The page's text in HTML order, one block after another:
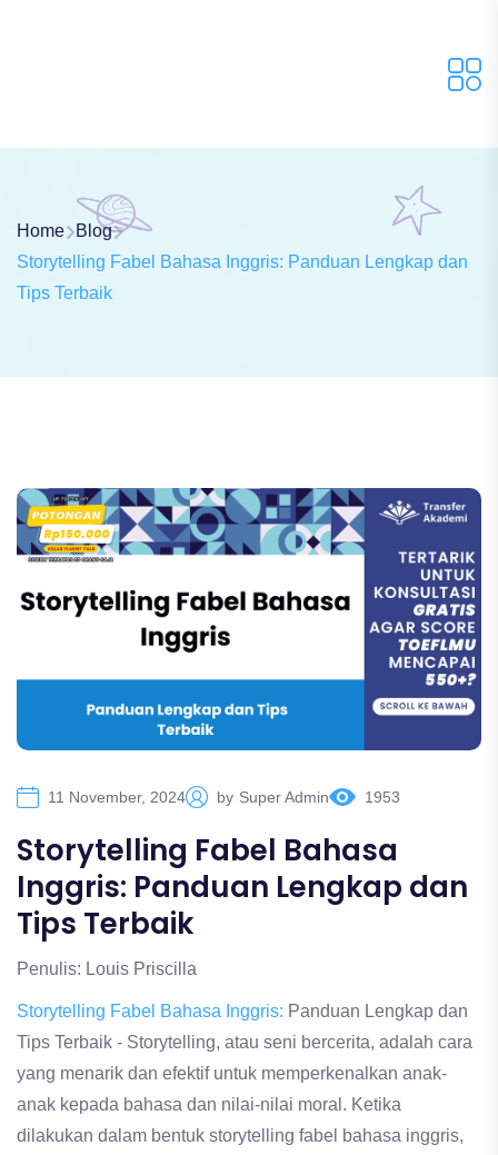
Home
Blog
Storytelling Fabel Bahasa Inggris: Panduan Lengkap dan
Tips Terbaik
11 November, 2024 by Super Admin 1953
Storytelling Fabel Bahasa
Inggris: Panduan Lengkap dan
Tips Terbaik
Penulis: Louis Priscilla
Storytelling Fabel Bahasa Inggris: Panduan Lengkap dan
Tips Terbaik - Storytelling, atau seni bercerita, adalah cara
yang menarik dan efektif untuk memperkenalkan anak-
anak kepada bahasa dan nilai-nilai moral. Ketika
dilakukan dalam bentuk storytelling fabel bahasa inggris,